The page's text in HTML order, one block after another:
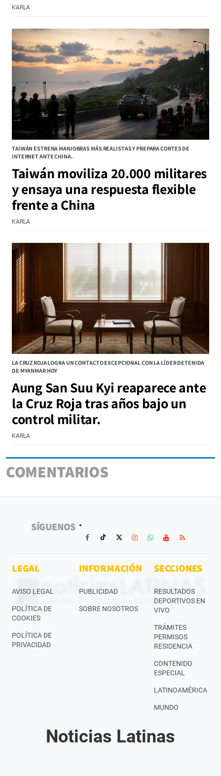
KARLA
TAIWÁN ESTRENA MANIOBRAS MÁS REALISTAS Y PREPARA CORTES DE
INTERNET ANTE CHINA.
Taiwán moviliza 20.000 militares
y ensaya una respuesta flexible
frente a China
KARLA
LA CRUZ ROJA LOGRA UN CONTACTO EXCEPCIONAL CON LA LÍDER DETENIDA
DE MYANMAR HOY
Aung San Suu Kyi reaparece ante
la Cruz Roja tras años bajo un
control militar.
KARLA
COMENTARIOS
SÍGUENOS
LEGAL
AVISO LEGAL
POLÍTICA DE
COOKIES
POLÍTICA DE
PRIVACIDAD
INFORMACIÓN
PUBLICIDAD
SOBRE NOSOTROS
SECCIONES
RESULTADOS
DEPORTIVOS EN
VIVO
TRÁMITES
PERMISOS
RESIDENCIA
CONTENIDO
ESPECIAL
LATINOAMÉRICA
MUNDO
Noticias Latinas